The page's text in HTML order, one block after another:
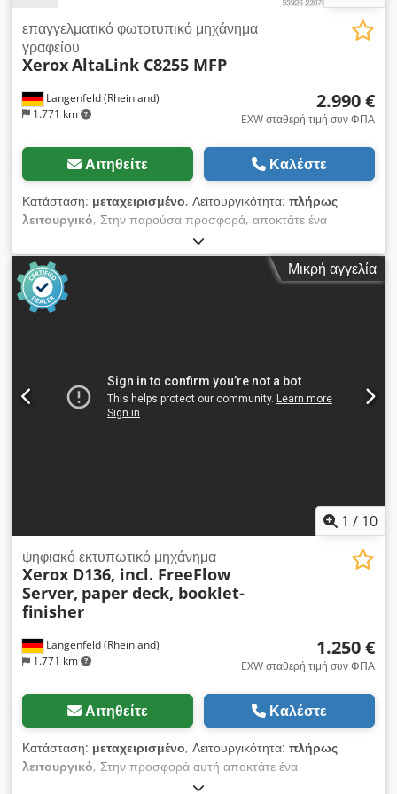
Langenfeld (Rheinland)
1.771 km
επαγγελματικό φωτοτυπικό μηχάνημα
γραφείου
XeroxAltaLink C8255 MFP
2.990 €
EXW σταθερή τιμή συν ΦΠΑ
Αιτηθείτε Καλέστε
Κατάσταση: μεταχειρισμένο, Λειτουργικότητα: πλήρως
λειτουργικό, Στην παρούσα προσφορά, αποκτάτε ένα
μεταχειρισμένο φωτοαντιγραφικό μηχάνημα "Xerox AltaLink
C8255 MFP". Αντικείμενο πώλησης: 1x Xerox AltaLink C8255
MFP Μετρήσεις: Μαύρο, συνολικά: Περίπου 1.795 αντίγραφα
Έγχρωμο, συνολικά: Περίπου 3.634 αντίγραφα Συνολικά:
Περίπου 5.429 αντίγραφα Chedpfx Ajzb Akyjl Ssa Κατάσταση:
σε πλήρη λειτουργική κατάσταση. Συσκευασία και αποστολή:
Μπορείτε να έρθετε στις εγκαταστάσεις μας κατά τις ώρες
λειτουργίας μας για να δείτε το μηχάνημα. Παρακαλούμε,
Μικρή αγγελία
1 / 10
Langenfeld (Rheinland)
1.771 km
ψηφιακό εκτυπωτικό μηχάνημα
Xerox D136, incl. FreeFlow
Server, paper deck, booklet-
finisher
1.250 €
EXW σταθερή τιμή συν ΦΠΑ
Αιτηθείτε Καλέστε
Κατάσταση: μεταχειρισμένο, Λειτουργικότητα: πλήρως
λειτουργικό, Στην προσφορά αυτή αποκτάτε ένα
μεταχειρισμένο ασπρόμαυρο παραγωγικό σύστημα "Xerox